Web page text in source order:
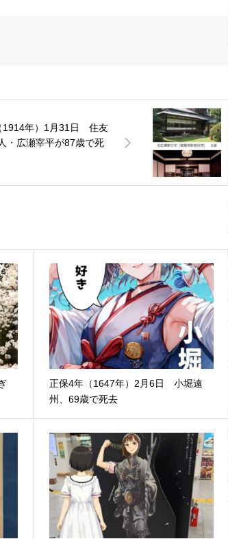
1914年）1月31日 住友
・広瀬宰平が87歳で死
正保4年（1647年）2月6日 小堀遠
州、69歳で死去